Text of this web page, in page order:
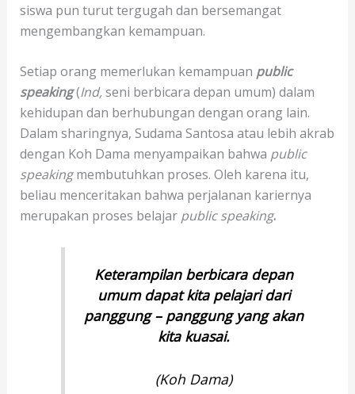
siswa pun turut tergugah dan bersemangat
mengembangkan kemampuan.
Setiap orang memerlukan kemampuan public
speaking(Ind,seni berbicara depan umum) dalam
kehidupan dan berhubungan dengan orang lain.
Dalam sharingnya, Sudama Santosa atau lebih akrab
dengan Koh Dama menyampaikan bahwa public
speakingmembutuhkan proses. Oleh karena itu,
beliau menceritakan bahwa perjalanan kariernya
merupakan proses belajar public speaking.
Keterampilan berbicara depan
umum dapat kita pelajari dari
panggung – panggung yang akan
kita kuasai.
(Koh Dama)